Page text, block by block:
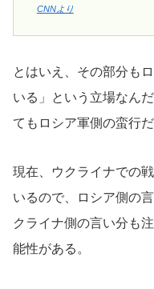
CNNより
とはいえ、その部分も
いる」という立場なん
てもロシア軍側の蛮行だ
現在、ウクライナでの
いるので、ロシア側の
クライナ側の言い分も
能性がある。